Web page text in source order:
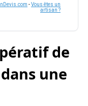
-Vous êtes un
artisan ?
de
une